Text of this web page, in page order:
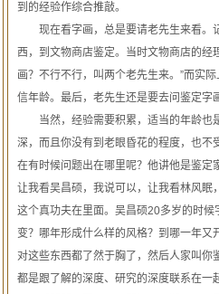
到的经验作综合推敲。
现在看字画，总是要请老先生来看。
西，到文物商店鉴定。当时文物商店的
画？不行不行，叫两个老先生来。”而实
信年龄。最后，老先生还是要去问鉴定
当然，经验需要积累，适当的年龄也
深，而且你没有到老眼昏花的程度，也
在有时候问题出在哪里呢？他讲他是鉴
让我看吴昌硕，我说可以，让我看林风
这个真功夫在里面。吴昌硕20多岁的时
变？哪年形成什么样的风格？到哪一年
对这些东西都了然于胸了，然后人家叫
都是跟了解的深度、研究的深度联系在一